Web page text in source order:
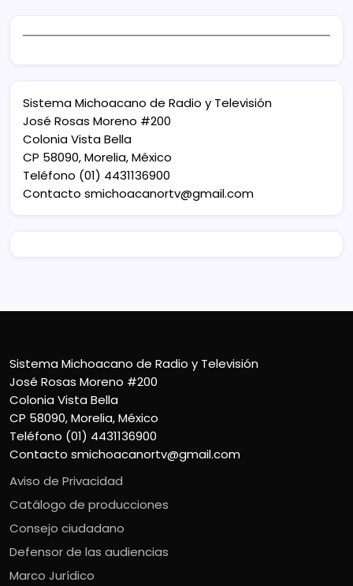
Sistema Michoacano de Radio y Televisión
José Rosas Moreno #200
Colonia Vista Bella
CP 58090, Morelia, México
Teléfono (01) 4431136900
Contacto smichoacanortv@gmail.com
Sistema Michoacano de Radio y Televisión
José Rosas Moreno #200
Colonia Vista Bella
CP 58090, Morelia, México
Teléfono (01) 4431136900
Contacto smichoacanortv@gmail.com
Aviso de Privacidad
Catálogo de producciones
Consejo ciudadano
Defensor de las audiencias
Marco Jurídico